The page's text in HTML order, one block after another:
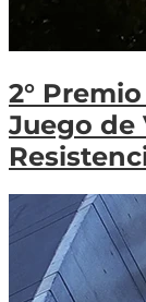
2°
Juego de